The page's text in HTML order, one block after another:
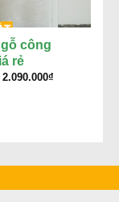
công
rẻ
Giá
2.090.000₫